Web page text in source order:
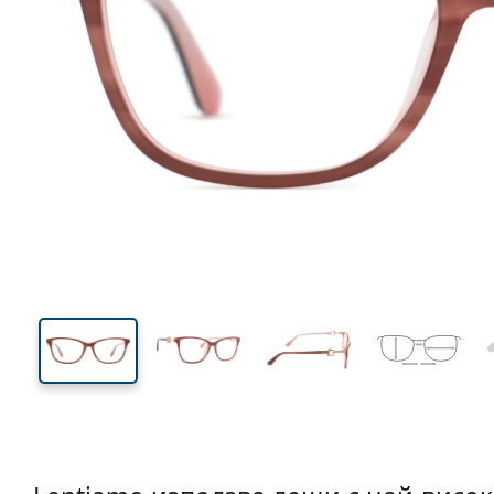
39 mm
Височина на стъклото Ширина на стъклото
Ширина
на